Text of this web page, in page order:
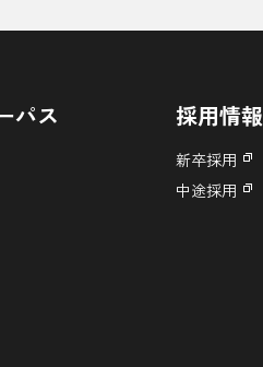
パス 採用情報
新卒採用
中途採用